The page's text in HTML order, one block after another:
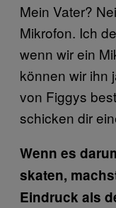
Mein Vater?
Mikrofon. Ich
wenn wir ein
können wir ihn
von Figgys
schicken dir
Wenn es
skaten,
Eindruck als